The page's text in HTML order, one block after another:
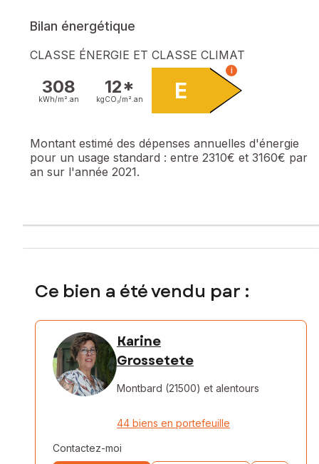
Bilan énergétique
CLASSE ÉNERGIE ET CLASSE CLIMAT
308
kWh/m². an
12*
kgCO₂/m². an E
i
Montant estimé des dépenses annuelles d'énergie
pour un usage standard : entre 2310€ et 3160€ par
an sur l'année 2021.
Ce bien a été vendu par :
Karine
Grossetete
Montbard (21500) et alentours
44 biens en portefeuille
Contactez-moi